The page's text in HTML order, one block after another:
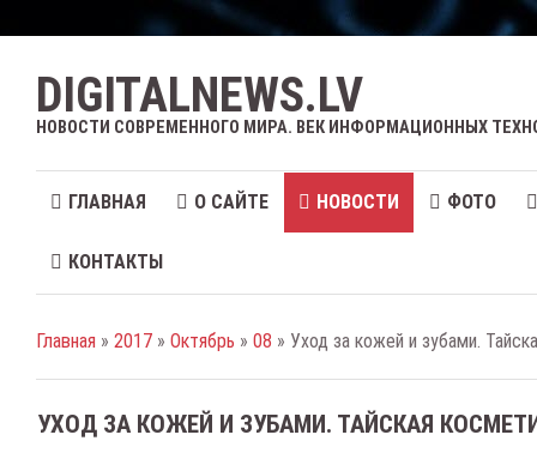
DIGITALNEWS.LV
НОВОСТИ СОВРЕМЕННОГО МИРА. ВЕК ИНФОРМАЦИОННЫХ
ГЛАВНАЯ О САЙТЕ НОВОСТИ ФОТО
КОНТАКТЫ
Главная » 2017 » Октябрь » 08 » Уход за кожей и зубами.
УХОД ЗА КОЖЕЙ И ЗУБАМИ. ТАЙСКАЯ